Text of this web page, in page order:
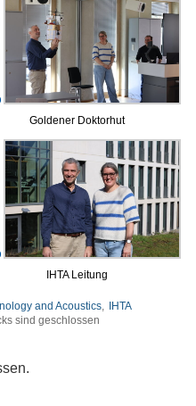
Goldener Doktorhut
IHTA Leitung
and Acoustics,
IHTA
sind geschlossen